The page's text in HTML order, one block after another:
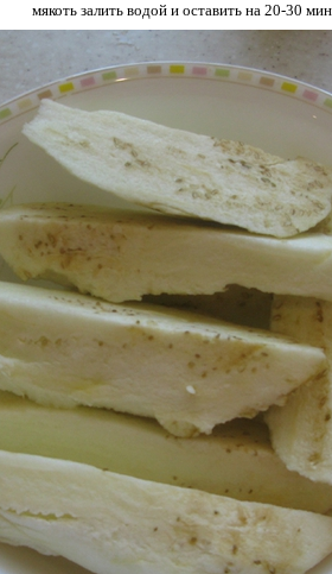
мякоть залить водой и оставить на 20-30